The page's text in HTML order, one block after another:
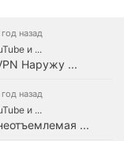
год назад
и ...
Наружу ...
год назад
и ...
...